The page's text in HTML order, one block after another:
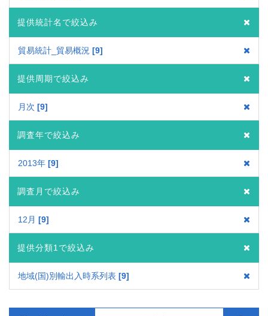
提供統計名で絞込み
貿易統計_貿易概況 9
提供周期で絞込み
月次 9
調査年で絞込み
2013年 9
調査月で絞込み
12月 9
提供分類1で絞込み
地域(国)別輸出入時系列表 9